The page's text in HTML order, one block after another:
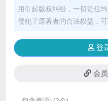
用引起版权纠纷，一切责任
侵犯了原著者的合法权益，
登
会